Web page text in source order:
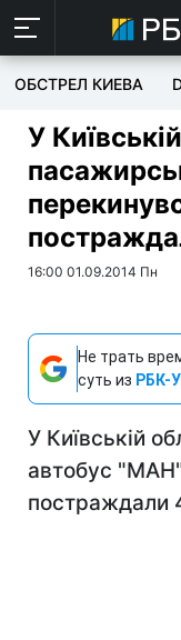
ОБСТРЕЛ КИЕВА
У
16:00 01.09.2014 Пн
Не трать
суть из РБК-
У Київській
автобус
постраждали